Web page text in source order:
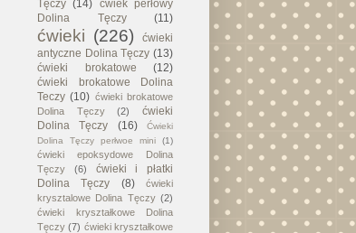
Tęczy (14) ćwiek perłowy
Dolina Tęczy
(11)
ćwieki (226)
ćwieki
antyczne Dolina Tęczy (13)
ćwieki brokatowe
(12)
ćwieki brokatowe Dolina
Teczy (10) ćwieki brokatowe
Dolina Tęczy
(2)
ćwieki
Dolina Tęczy
(16)
Ćwieki
Dolina Tęczy perłwoe mini
(1)
ćwieki epoksydowe Dolina
Tęczy
(6)
ćwieki i płatki
Dolina Tęczy
(8)
ćwieki
krysztalowe Dolina Tęczy (2)
ćwieki kryształkowe Dolina
Tęczy (7) ćwieki kryształkowe